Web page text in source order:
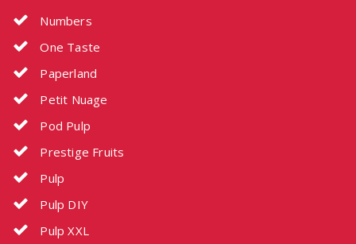
Numbers
One Taste
Paperland
Petit Nuage
Pod Pulp
Prestige Fruits
Pulp
Pulp DIY
Pulp XXL